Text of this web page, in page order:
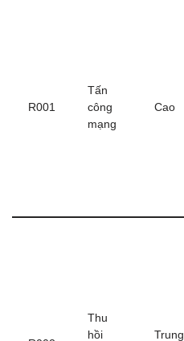
R001
Tấn
công
mạng
Cao
Thu
hồi
Trung